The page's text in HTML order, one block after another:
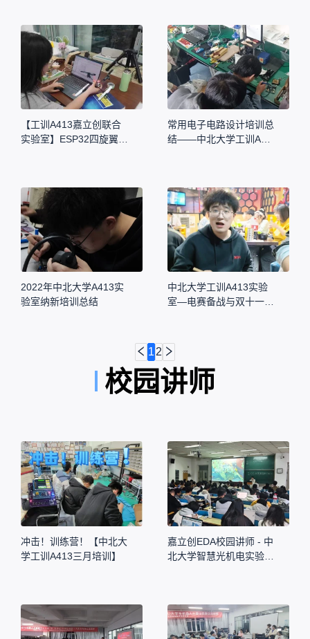
【工训A413嘉立创联合
实验室】ESP32四旋翼无
常用电子电路设计培训总
结——中北大学工训A41
2022年中北大学A413实
验室纳新培训总结
中北大学工训A413实验
室—电赛备战与双十一单
12
校园讲师
冲击！训练营！【中北大
学工训A413三月培训】
嘉立创EDA校园讲师 - 中
北大学智慧光机电实验室